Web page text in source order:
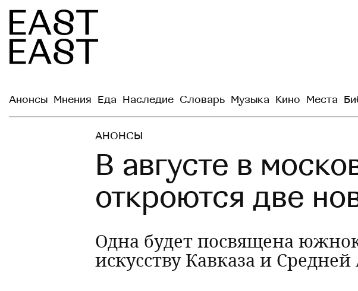
Анонсы Мнения Еда Наследие Словарь Музыка Кино Места
АНОНСЫ
В августе в
откроются две
Одна будет посвящена
искусству Кавказа и